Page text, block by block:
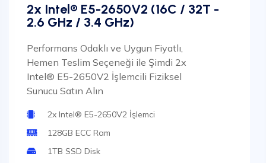
2x Intel® E5-2650V2 (16C / 32T -
2.6 GHz / 3.4 GHz)
Performans Odaklı ve Uygun Fiyatlı,
Hemen Teslim Seçeneği ile Şimdi 2x
Intel® E5-2650V2 İşlemcili Fiziksel
Sunucu Satın Alın
2x Intel® E5-2650V2 İşlemci
128GB ECC Ram
1TB SSD Disk